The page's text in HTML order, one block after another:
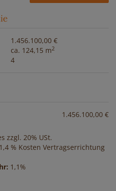
1.456.100,00 €
ca. 124,15 m2
4
1.456.100,00 €
zzgl. 20% USt.
1,4 % Kosten Vertragserrichtung
1,1%